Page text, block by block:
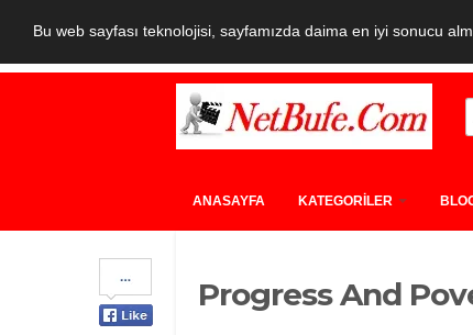
Bu web sayfası teknolojisi, sayfamızda daima en iyi sonucu
ANASAYFA KATEGORİLER
on
Facebook
Progress And